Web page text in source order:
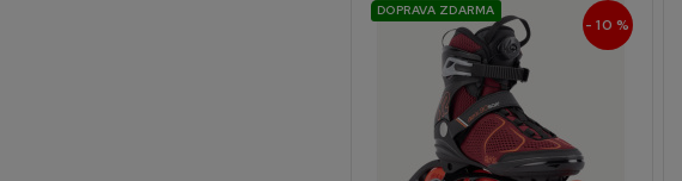
DOPRAVA ZDARMA
- 10 %